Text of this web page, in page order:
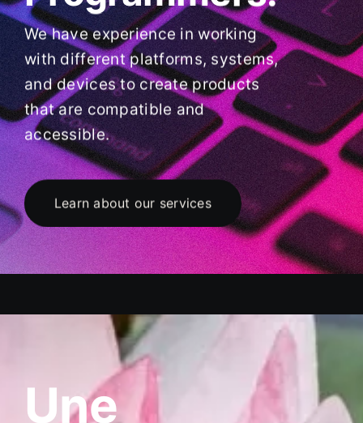
We have experience in working
with different platforms, systems,
and devices to create products
that are compatible and
accessible.
Learn about our services
Une